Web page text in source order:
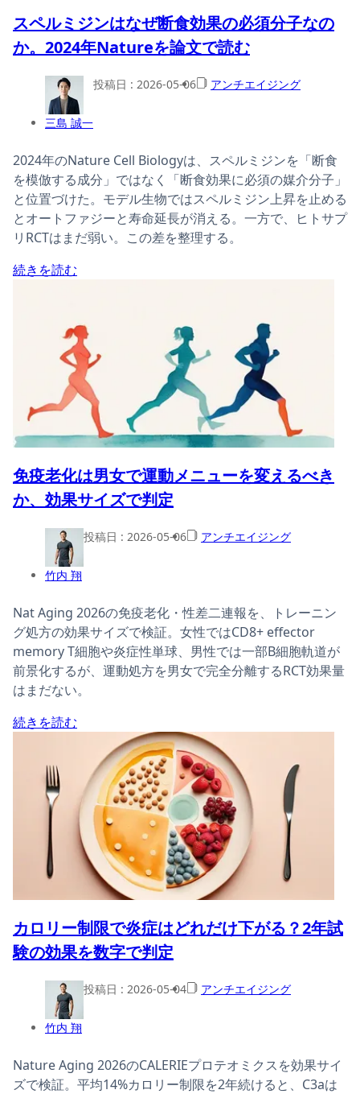
スペルミジンはなぜ断食効果の必須分子なの
か。2024年Natureを論文で読む
三島 誠一
投稿日 : 2026-05-06 アンチエイジング
2024年のNature Cell Biologyは、スペルミジンを「断食
を模倣する成分」ではなく「断食効果に必須の媒介分子」
と位置づけた。モデル生物ではスペルミジン上昇を止める
とオートファジーと寿命延長が消える。一方で、ヒトサプ
リRCTはまだ弱い。この差を整理する。
続きを読む
免疫老化は男女で運動メニューを変えるべき
か、効果サイズで判定
竹内 翔
投稿日 : 2026-05-06 アンチエイジング
Nat Aging 2026の免疫老化・性差二連報を、トレーニン
グ処方の効果サイズで検証。女性ではCD8+ effector
memory T細胞や炎症性単球、男性では一部B細胞軌道が
前景化するが、運動処方を男女で完全分離するRCT効果量
はまだない。
続きを読む
カロリー制限で炎症はどれだけ下がる？2年試
験の効果を数字で判定
竹内 翔
投稿日 : 2026-05-04 アンチエイジング
Nature Aging 2026のCALERIEプロテオミクスを効果サイ
ズで検証。平均14%カロリー制限を2年続けると、C3aは